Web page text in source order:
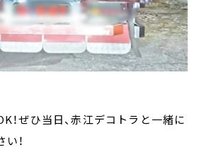
！ぜひ当日、赤江デコトラと一緒に
！